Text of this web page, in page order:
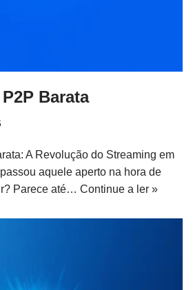
Barata
A Revolução do Streaming em
aquele aperto na hora de
Parece até… Continue a ler »